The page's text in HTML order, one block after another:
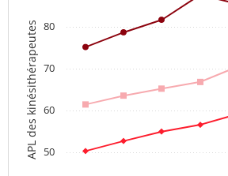
APL des kinésithérapeutes 50
60
70
80